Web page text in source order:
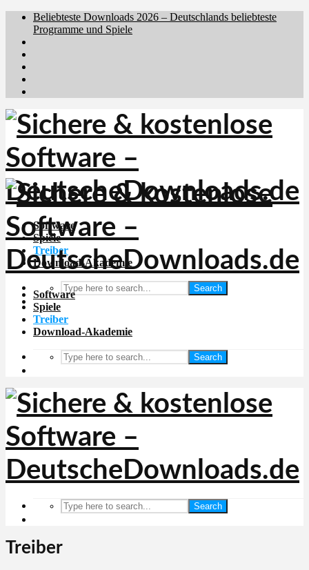
Beliebteste Downloads 2026 – Deutschlands beliebteste
Programme und Spiele
Software
Spiele
Treiber
Download-Akademie
Search
Software
Spiele
Treiber
Download-Akademie
Search
Search
Treiber